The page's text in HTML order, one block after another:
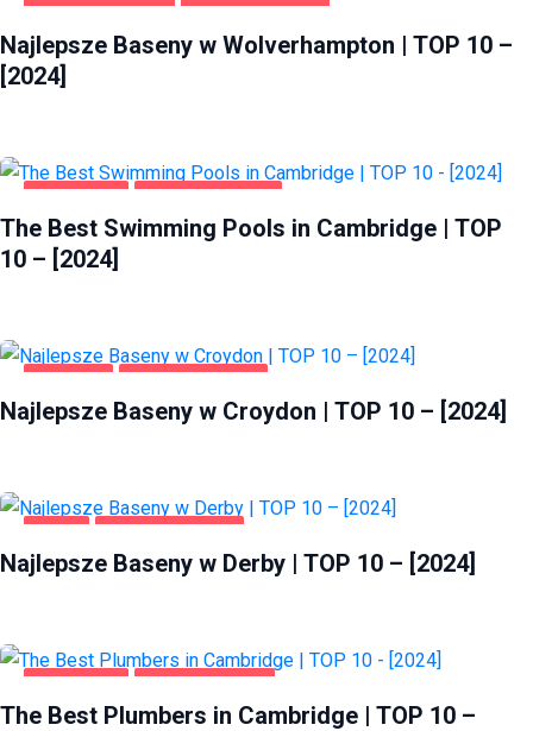
Najlepsze Baseny w Wolverhampton | TOP 10 –
[2024]
The Best Swimming Pools in Cambridge | TOP
10 – [2024]
Najlepsze Baseny w Croydon | TOP 10 – [2024]
Najlepsze Baseny w Derby | TOP 10 – [2024]
The Best Plumbers in Cambridge | TOP 10 –